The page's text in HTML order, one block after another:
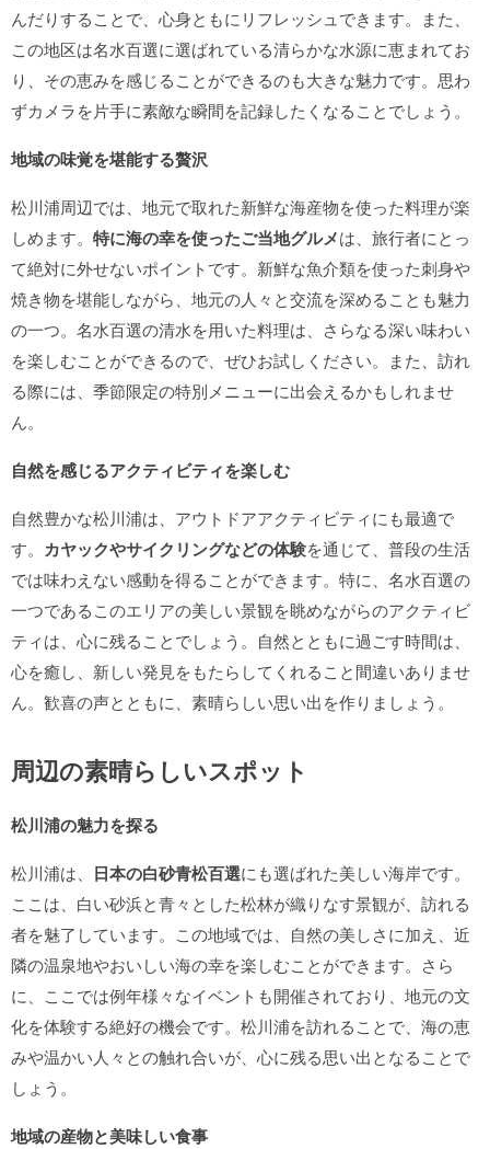
んだりすることで、心身ともにリフレッシュできます。また、
この地区は名水百選に選ばれている清らかな水源に恵まれてお
り、その恵みを感じることができるのも大きな魅力です。思わ
ずカメラを片手に素敵な瞬間を記録したくなることでしょう。
地域の味覚を堪能する贅沢
松川浦周辺では、地元で取れた新鮮な海産物を使った料理が楽
しめます。 特に海の幸を使ったご当地グルメは、旅行者にとっ
て絶対に外せないポイントです。新鮮な魚介類を使った刺身や
焼き物を堪能しながら、地元の人々と交流を深めることも魅力
の一つ。名水百選の清水を用いた料理は、さらなる深い味わい
を楽しむことができるので、ぜひお試しください。また、訪れ
る際には、季節限定の特別メニューに出会えるかもしれませ
ん。
自然を感じるアクティビティを楽しむ
自然豊かな松川浦は、アウトドアアクティビティにも最適で
す。 カヤックやサイクリングなどの体験を通じて、普段の生活
では味わえない感動を得ることができます。特に、名水百選の
一つであるこのエリアの美しい景観を眺めながらのアクティビ
ティは、心に残ることでしょう。自然とともに過ごす時間は、
心を癒し、新しい発見をもたらしてくれること間違いありませ
ん。歓喜の声とともに、素晴らしい思い出を作りましょう。
周辺の素晴らしいスポット
松川浦の魅力を探る
松川浦は、 日本の白砂青松百選にも選ばれた美しい海岸です。
ここは、白い砂浜と青々とした松林が織りなす景観が、訪れる
者を魅了しています。この地域では、自然の美しさに加え、近
隣の温泉地やおいしい海の幸を楽しむことができます。さら
に、ここでは例年様々なイベントも開催されており、地元の文
化を体験する絶好の機会です。松川浦を訪れることで、海の恵
みや温かい人々との触れ合いが、心に残る思い出となることで
しょう。
地域の産物と美味しい食事